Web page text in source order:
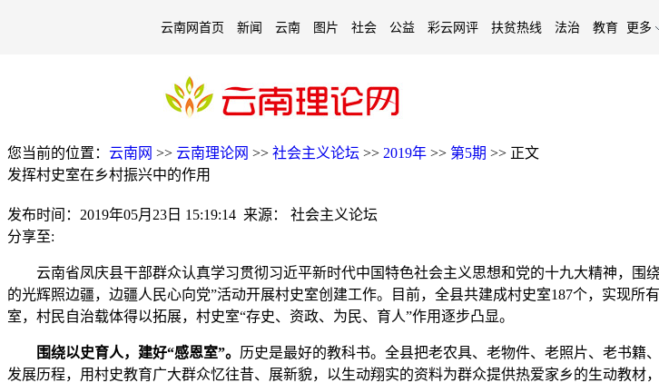
云南网首页 新闻 云南 图片 社会 公益 彩云网评 扶贫热线 法治 教育 更多
您当前的位置： 云南网 >> 云南理论网 >> 社会主义论坛 >> 2019年 >> 第5期 >> 正文
发挥村史室在乡村振兴中的作用
发布时间： 2019年05月23日 15:19:14 来源：
社会主义论坛
分享至:
云南省凤庆县干部群众认真学习贯彻习近平新时代中国特色社会主义思想和党的十九大精神，围
的光辉照边疆，边疆人民心向党”活动开展村史室创建工作。目前，全县共建成村史室187个，实现
室，村民自治载体得以拓展，村史室“存史、资政、为民、育人”作用逐步凸显。
围绕以史育人，建好“感恩室”。 历史是最好的教科书。全县把老农具、老物件、老照片、老书籍
发展历程，用村史教育广大群众忆往昔、展新貌，以生动翔实的资料为群众提供热爱家乡的生动教